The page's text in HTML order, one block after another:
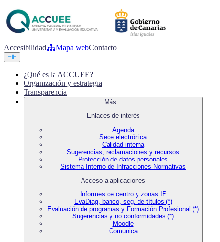
Accesibilidad Mapa webContacto
¿Qué es la ACCUEE?
Organización y estrategia
Transparencia
Más...
Enlaces de interés
Agenda
Sede electrónica
Calidad interna
Sugerencias, reclamaciones y recursos
Protección de datos personales
Sistema Interno de Infracciones Normativas
Acceso a aplicaciones
Informes de centro y zonas IE
EvaDiag, banco, seg. de títulos (*)
Evaluación de programas y Formación Profesional (*)
Sugerencias y no conformidades (*)
Moodle
Comunica